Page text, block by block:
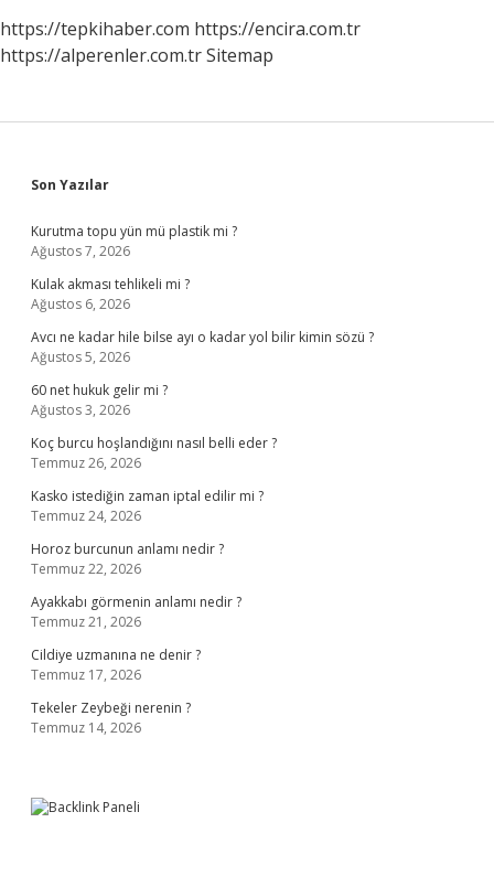
https://tepkihaber.com https://encira.com.tr
https://alperenler.com.trSitemap
Sidebar
Son Yazılar
Kurutma topu yün mü plastik mi ?
Ağustos 7, 2026
Kulak akması tehlikeli mi ?
Ağustos 6, 2026
Avcı ne kadar hile bilse ayı o kadar yol bilir kimin sözü ?
Ağustos 5, 2026
60 net hukuk gelir mi ?
Ağustos 3, 2026
Koç burcu hoşlandığını nasıl belli eder ?
Temmuz 26, 2026
Kasko istediğin zaman iptal edilir mi ?
Temmuz 24, 2026
Horoz burcunun anlamı nedir ?
Temmuz 22, 2026
Ayakkabı görmenin anlamı nedir ?
Temmuz 21, 2026
Cildiye uzmanına ne denir ?
Temmuz 17, 2026
Tekeler Zeybeği nerenin ?
Temmuz 14, 2026